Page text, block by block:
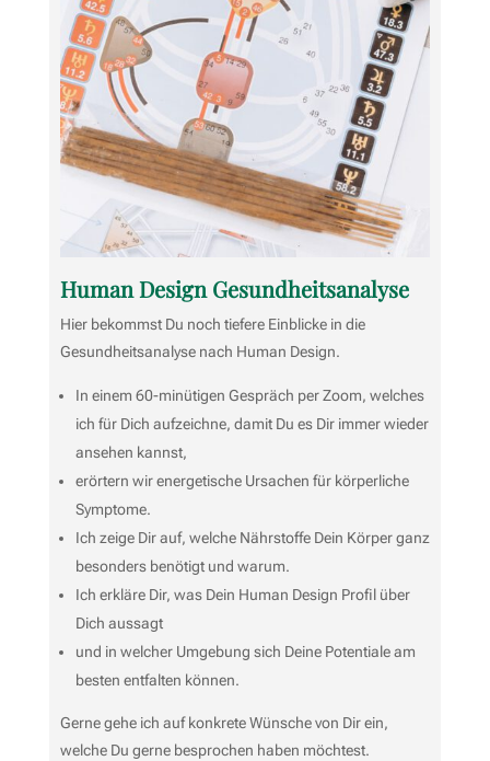
Human Design Gesundheitsanalyse
Hier bekommst Du noch tiefere Einblicke in die
Gesundheitsanalyse nach Human Design.
In einem 60-minütigen Gespräch per Zoom, welches
ich für Dich aufzeichne, damit Du es Dir immer wieder
ansehen kannst,
erörtern wir energetische Ursachen für körperliche
Symptome.
Ich zeige Dir auf, welche Nährstoffe Dein Körper ganz
besonders benötigt und warum.
Ich erkläre Dir, was Dein Human Design Profil über
Dich aussagt
und in welcher Umgebung sich Deine Potentiale am
besten entfalten können.
Gerne gehe ich auf konkrete Wünsche von Dir ein,
welche Du gerne besprochen haben möchtest.